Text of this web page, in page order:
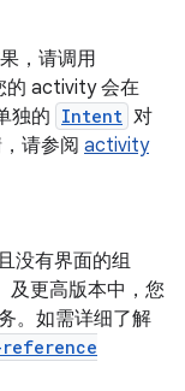
，请调用
的 activity 会在
独的 Intent 对
请参阅 activity
没有界面的组
及更高版本中，您
。如需详细了解